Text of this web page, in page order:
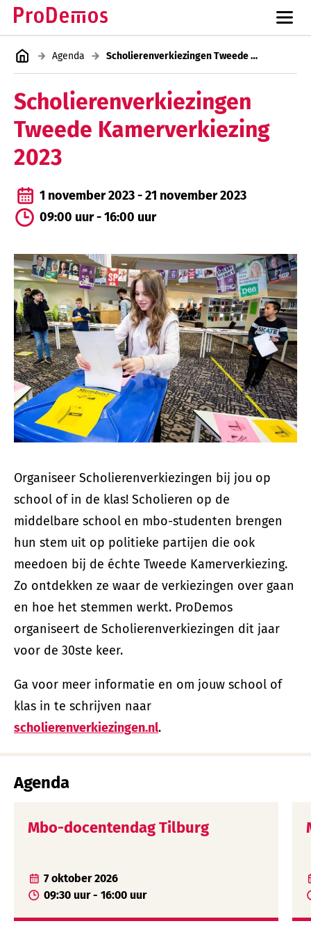
Agenda Scholierenverkiezingen Tweede Kamerverkiezing 2023
Scholierenverkiezingen
Tweede Kamerverkiezing
2023
1 november 2023 - 21 november 2023
09:00 uur - 16:00 uur
Organiseer Scholierenverkiezingen bij jou op
school of in de klas! Scholieren op de
middelbare school en mbo-studenten brengen
hun stem uit op politieke partijen die ook
meedoen bij de échte Tweede Kamerverkiezing.
Zo ontdekken ze waar de verkiezingen over gaan
en hoe het stemmen werkt. ProDemos
organiseert de Scholierenverkiezingen dit jaar
voor de 30ste keer.
Ga voor meer informatie en om jouw school of
klas in te schrijven naar
scholierenverkiezingen.nl.
Agenda
Mbo-docentendag Tilburg
7 oktober 2026
09:30 uur - 16:00 uur